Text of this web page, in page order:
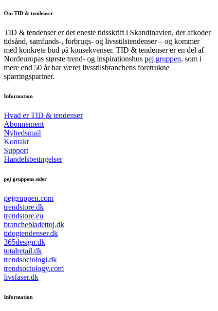
Om TID & tendenser
TID & tendenser er det eneste tidsskrift i Skandinavien, der afkoder
tidsånd, samfunds-, forbrugs- og livsstilstendenser – og kommer
med konkrete bud på konsekvenser. TID & tendenser er en del af
Nordeuropas største trend- og inspirationshus pej gruppen, som i
mere end 50 år har været livsstilsbranchens foretrukne
sparringspartner.
Information
Hvad er TID & tendenser
Abonnement
Nyhedsmail
Kontakt
Support
Handelsbetingelser
pej gruppens sider
pejgruppen.com
trendstore.dk
trendstore.eu
branchebladettoj.dk
tidogtendenser.dk
365design.dk
totalretail.dk
trendsociologi.dk
trendsociology.com
livsfaser.dk
Information